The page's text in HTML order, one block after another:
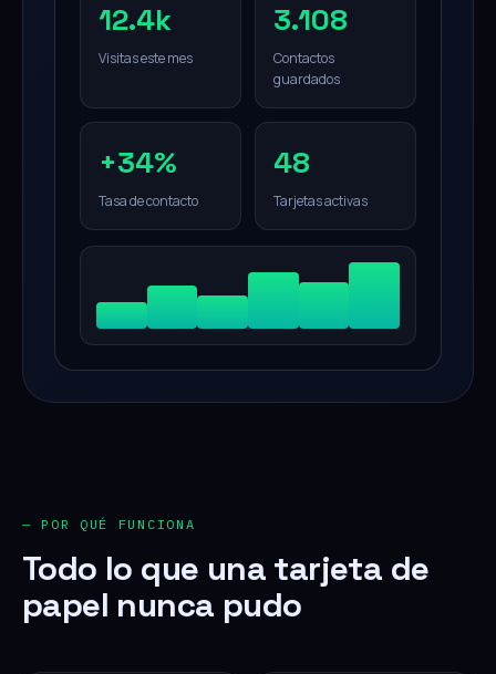
12.4k
Visitas este mes
3.108
Contactos
guardados
+34%
Tasa de contacto
48
Tarjetas activas
— POR QUÉ FUNCIONA
Todo lo que una tarjeta de
papel nunca pudo